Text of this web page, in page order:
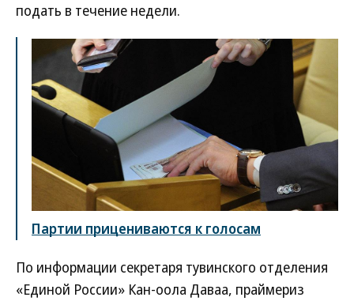
подать в течение недели.
Партии прицениваются к голосам
По информации секретаря тувинского отделения
«Единой России» Кан-оола Даваа, праймериз